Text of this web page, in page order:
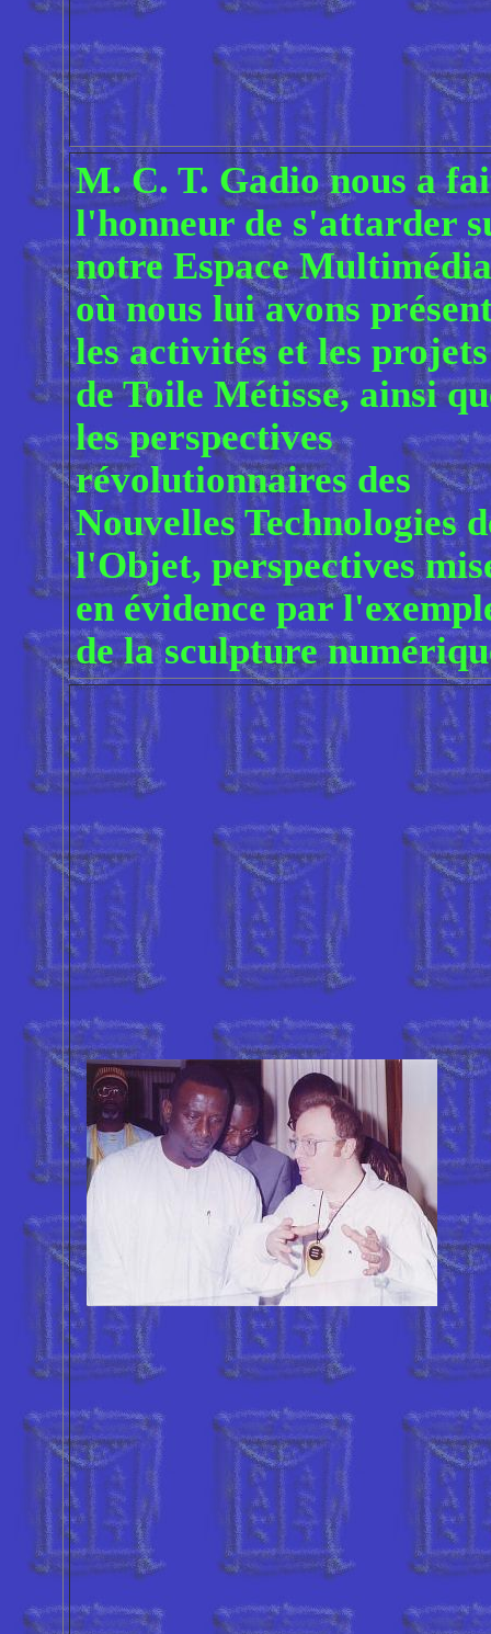
M. C. T. Gadio nous a
l'honneur de s'attarder
notre Espace
où nous lui avons
les activités et les projets
de Toile Métisse, ainsi
les perspectives
révolutionnaires des
Nouvelles Technologies
l'Objet, perspectives
en évidence par
de la sculpture